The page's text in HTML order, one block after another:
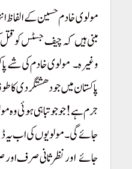
مولوی خادم حسین کے الفاظ
مبنی ہیںکہ چیف جسٹس کو قتل
وغیرہ۔مولوی خادم کی شے
پاکستان میں جو دھشتگردی کا
جرم ہے!جو جو تباہی ہوئی
جائے گی۔مولویوں کی اب یہ
جائےاور نظرثانی صرف